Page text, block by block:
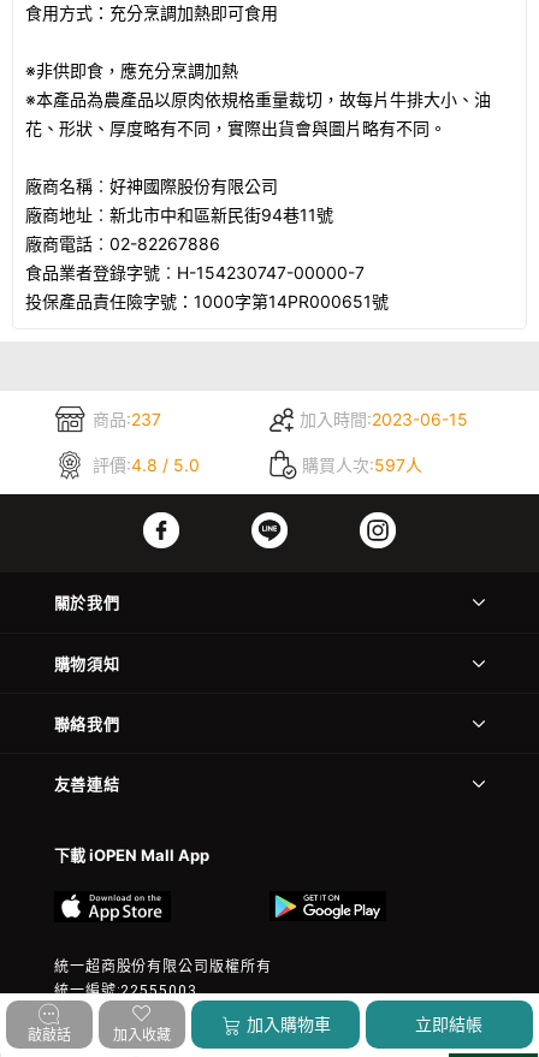
敲敲話 加入收藏
加入購物車 立即結帳
食用方式：充分烹調加熱即可食用
※非供即食，應充分烹調加熱
※本產品為農產品以原肉依規格重量裁切，故每片牛排大小、油
花、形狀、厚度略有不同，實際出貨會與圖片略有不同。
廠商名稱︰好神國際股份有限公司
廠商地址︰新北市中和區新民街94巷11號
廠商電話︰02-82267886
食品業者登錄字號︰H-154230747-00000-7
投保產品責任險字號：1000字第14PR000651號
商品:237 加入時間:2023-06-15
評價:4.8 / 5.0 購買人次:597人
關於我們
購物須知
聯絡我們
友善連結
下載 iOPEN Mall App
統一超商股份有限公司版權所有
統一編號:22555003
© 2023 President Chain Store Corp. All rights reserved.